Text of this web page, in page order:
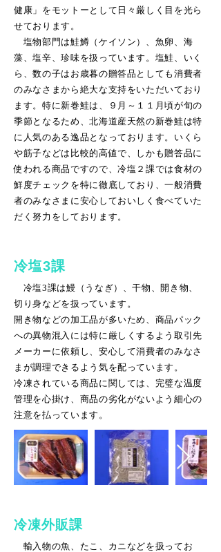
健康」をモットーとして日々厳しく目を光ら
せております。
塩物部門は鮭鱒（ケイソン）、魚卵、海
藻、塩辛、珍味を扱っています。塩鮭、いく
ら、数の子はお歳暮の贈答品としても消費者
のみなさまから絶大な支持をいただいており
ます。特に新巻鮭は、９月～１１月頃が旬の
季節となるため、北海道産天然の新巻鮭は特
に人気のある逸品となっております。いくら
や筋子などは比較的高値で、しかも贈答品に
使われる商品ですので、冷塩２課では食材の
鮮度チェックを特に徹底しており、一般消費
者のみなさまに安心しておいしく食べていた
だく努力をしております。
冷塩3課
冷塩3課は鰻（うなぎ）、干物、開き物、
切り身などを扱っています。
開き物などの加工品が多いため、商品パック
への異物混入には特に厳しくするよう取引先
メーカーに依頼し、安心して消費者のみなさ
まが調理できるよう気を配っています。
冷凍されている商品に関しては、完璧な温度
管理を心掛け、商品の劣化がないよう細心の
注意を払っています。
冷凍外販課
輸入物の魚、たこ、カニなどを扱ってお